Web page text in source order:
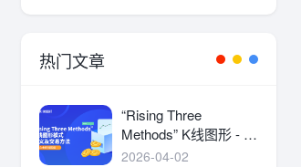
热门文章
“Rising Three
Methods” K线图形 - 定
义及交易方法
2026-04-02